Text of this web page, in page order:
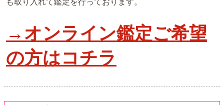
も取り入れて鑑定を行っております。
→オンライン鑑定ご希望
の方はコチラ